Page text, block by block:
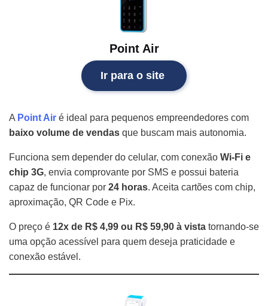
Point Air
Ir para o site
A Point Air é ideal para pequenos empreendedores com
baixo volume de vendas que buscam mais autonomia.
Funciona sem depender do celular, com conexão Wi-Fi e
chip 3G, envia comprovante por SMS e possui bateria
capaz de funcionar por 24 horas. Aceita cartões com chip,
aproximação, QR Code e Pix.
O preço é 12x de R$ 4,99 ou R$ 59,90 à vista tornando-se
uma opção acessível para quem deseja praticidade e
conexão estável.